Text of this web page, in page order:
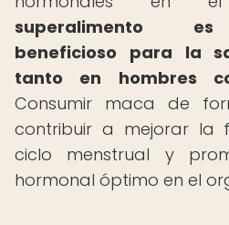
superalimento es
beneficioso para la
tanto en hombres
Consumir maca de
contribuir a mejorar la
ciclo menstrual y
hormonal óptimo en el